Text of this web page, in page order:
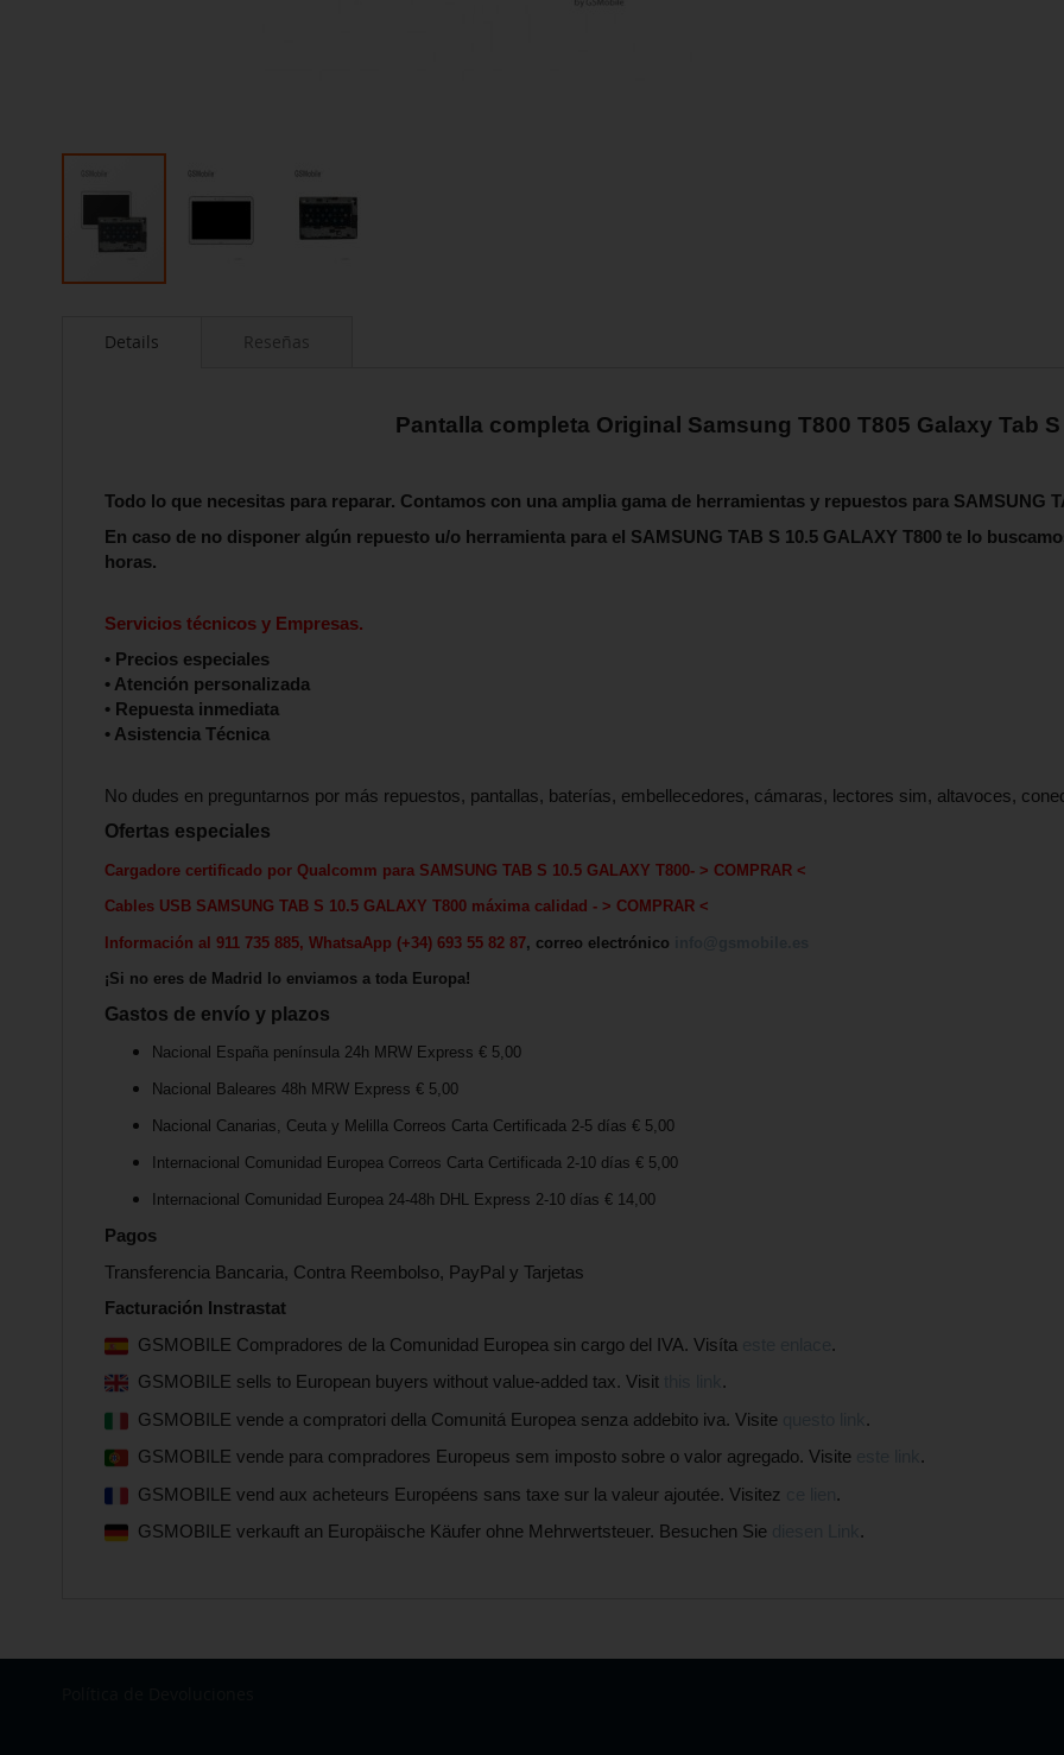
comienzo
Details
Pantalla completa Original Samsung T800 T805 Galaxy Tab
Todo lo que necesitas para reparar. Contamos con una amplia gama de herramientas y repuestos para SAMSUNG
En caso de no disponer algún repuesto u/o herramienta para el SAMSUNG TAB S 10.5 GALAXY T800 te lo
horas.
Servicios técnicos y Empresas.
• Precios especiales
• Atención personalizada
• Repuesta inmediata
• Asistencia Técnica
No dudes en preguntarnos por más repuestos, pantallas, baterías, embellecedores, cámaras, lectores sim, altavoces,
Ofertas especiales
Cargadore certificado por Qualcomm para SAMSUNG TAB S 10.5 GALAXY T800- > COMPRAR <
Cables USB SAMSUNG TAB S 10.5 GALAXY T800 máxima calidad - > COMPRAR <
Información al 911 735 885, WhatsaApp (+34) 693 55 82 87, correo electrónico
¡Si no eres de Madrid lo enviamos a toda Europa!
Gastos de envío y plazos
Nacional España península 24h MRW Express € 5,00
Nacional Baleares 48h MRW Express € 5,00
Nacional Canarias, Ceuta y Melilla Correos Carta Certificada 2-5 días € 5,00
Internacional Comunidad Europea Correos Carta Certificada 2-10 días € 5,00
Internacional Comunidad Europea 24-48h DHL Express 2-10 días € 14,00
Pagos
Transferencia Bancaria, Contra Reembolso, PayPal y Tarjetas
Facturación Instrastat
GSMOBILE Compradores de la Comunidad Europea sin cargo del IVA. Visíta
.
GSMOBILE sells to European buyers without value-added tax. Visit
.
GSMOBILE vende a compratori della Comunitá Europea senza addebito iva. Visite
.
GSMOBILE vende para compradores Europeus sem imposto sobre o valor agregado. Visite
.
GSMOBILE vend aux acheteurs Européens sans taxe sur la valeur ajoutée. Visitez
.
GSMOBILE verkauft an Europäische Käufer ohne Mehrwertsteuer. Besuchen Sie
.
Reseñas